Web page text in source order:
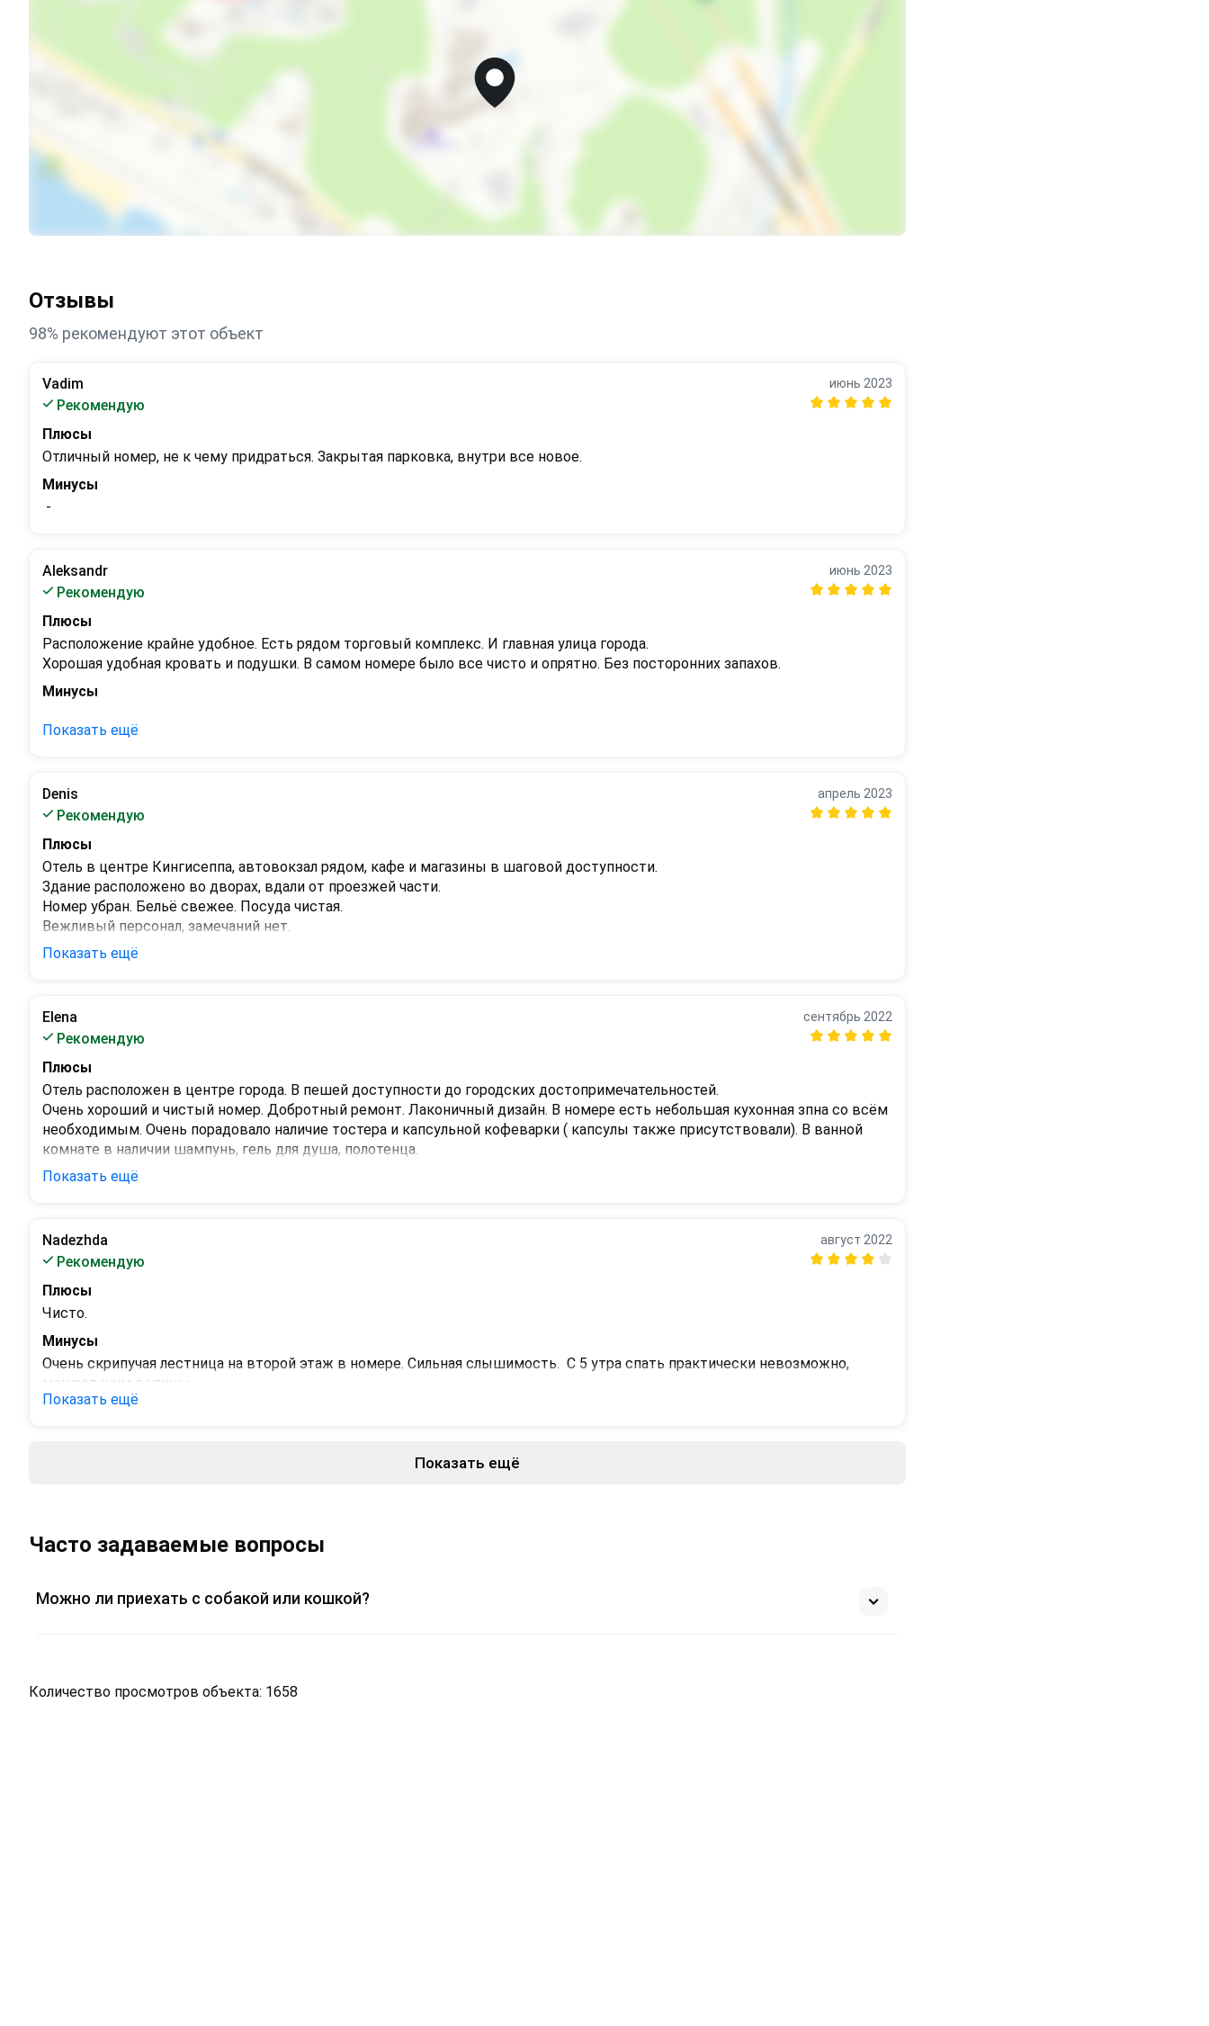
Отзывы
98% рекомендуют этот объект
Vadim
Рекомендую
июнь 2023
Плюсы
Отличный номер, не к чему придраться. Закрытая парковка, внутри все новое.
Минусы
-
Aleksandr
Рекомендую
июнь 2023
Плюсы
Расположение крайне удобное. Есть рядом торговый комплекс. И главная улица города.
Хорошая удобная кровать и подушки. В самом номере было все чисто и опрятно. Без посторонних запахов.
Минусы
Показать ещё
Denis
Рекомендую
апрель 2023
Плюсы
Отель в центре Кингисеппа, автовокзал рядом, кафе и магазины в шаговой доступности.
Здание расположено во дворах, вдали от проезжей части.
Номер убран. Бельё свежее. Посуда чистая.
Вежливый персонал, замечаний нет.
Минусы
Показать ещё
Elena
Рекомендую
сентябрь 2022
Плюсы
Отель расположен в центре города. В пешей доступности до городских достопримечательностей.
Очень хороший и чистый номер. Добротный ремонт. Лаконичный дизайн. В номере есть небольшая кухонная зпна со всём
необходимым. Очень порадовало наличие тостера и капсульной кофеварки ( капсулы также присутствовали). В ванной
комнате в наличии шампунь, гель для душа, полотенца.
В отеле очень чисто.
Администратор Людмила встретила приветливо. Заселили быстро. Никаких проблем за время проживания не возникло.
-
Показать ещё
Nadezhda
Рекомендую
август 2022
Плюсы
Чисто.
Минусы
Очень скрипучая лестница на второй этаж в номере. Сильная слышимость.  С 5 утра спать практически невозможно,
мешает шум с улицы.
Показать ещё
Показать ещё
Часто задаваемые вопросы
Можно ли приехать с собакой или кошкой?
Количество просмотров объекта: 1658